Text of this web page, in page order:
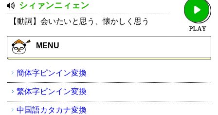
シィァンニィェン
【動詞】会いたいと思う、懐かしく思う
MENU
簡体字ピンイン変換
繁体字ピンイン変換
中国語カタカナ変換